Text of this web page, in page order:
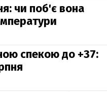
чи поб'є вона
спекою до +37: